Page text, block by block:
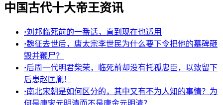
中国古代十大帝王资讯
·刘邦临死前的一番话，直到现在也适用
·魏征去世后，唐太宗李世民为什么要下令把他的墓碑砸
毁并鞭尸？
·后周一代明君柴荣，临死前却没有托孤忠臣，以致留下
后患赵匡胤！
·南北宋朝是如何区分的，其中又有不为人知的事情？为
何是唐宋元明清而不是唐金元明清？